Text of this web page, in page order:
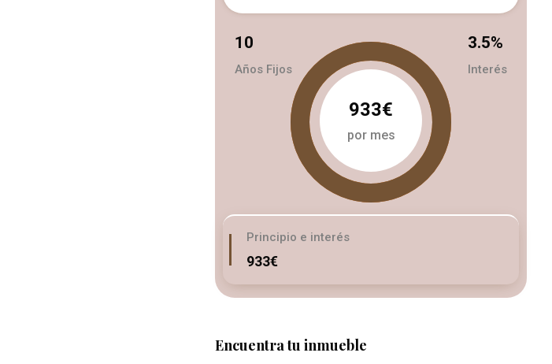
10
Años Fijos
3.5%
Interés
933€
por mes
Principio e interés
933€
Encuentra tu inmueble